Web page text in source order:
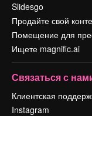
Slidesgo
Продайте свой
Помещение для
Ищете magnific.ai
Связаться с
Клиентская
Instagram